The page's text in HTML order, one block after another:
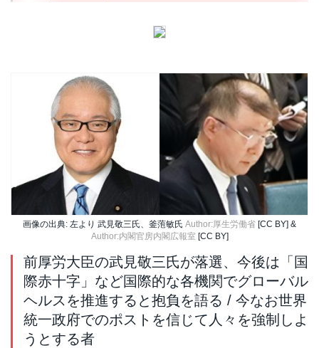
画像の出典: 左より 武見敬三氏、釜萢敏氏 Author:厚生労働省 [CC BY] &
Author:内閣官房内閣広報室 [CC BY]
前厚労大臣の武見敬三氏が落選、今後は「国
際赤十字」など国際的な各機関でグローバル
ヘルスを推進すると抱負を語る / 今なお世界
統一政府でのポストを信じて人々を強制しよ
うとする者